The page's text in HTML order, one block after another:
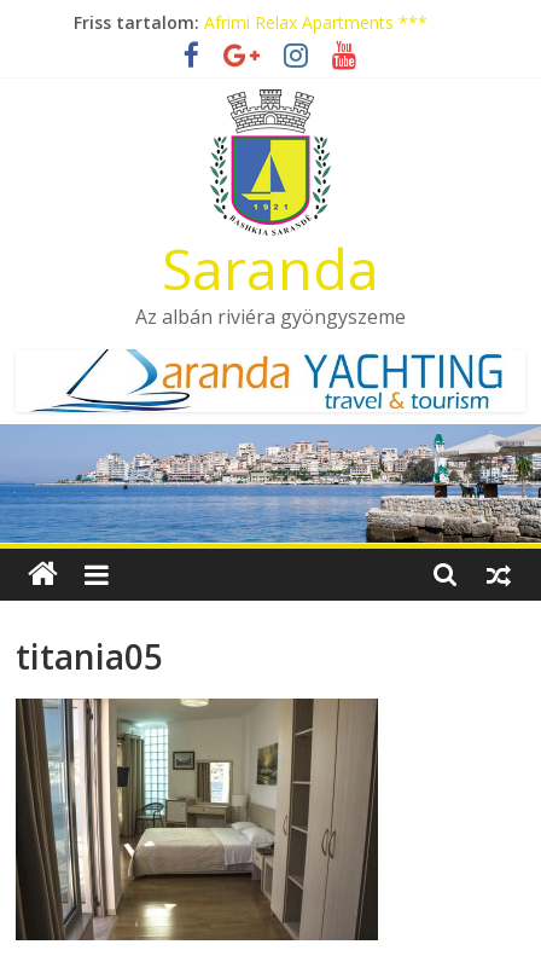
Friss tartalom: Afrimi Relax Apartments ***
Tengerparti nyaralás autóbusszal!
Eladó apartmanok Sarandában
Hotel Pini ***
Aquamarine Apartments
Saranda
Az albán riviéra gyöngyszeme
titania05